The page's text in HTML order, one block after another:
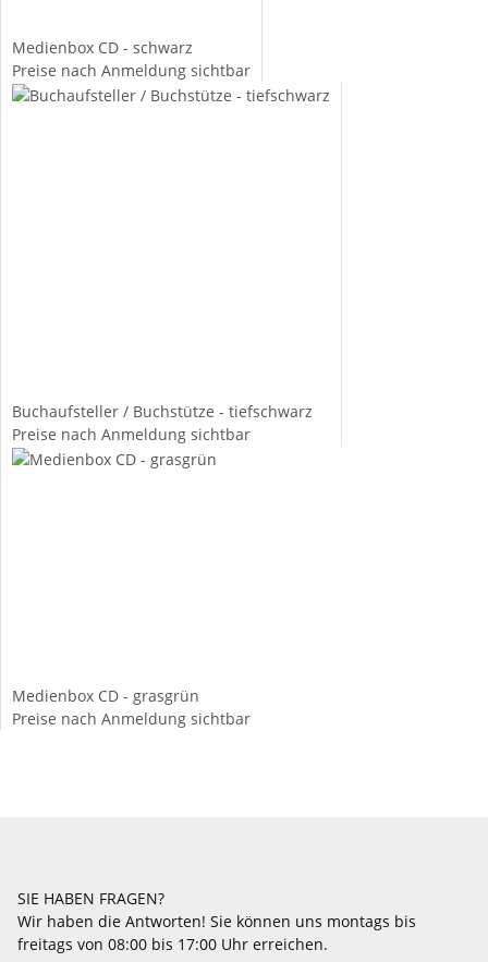
Medienbox CD - schwarz
Preise nach Anmeldung sichtbar
Buchaufsteller / Buchstütze - tiefschwarz
Preise nach Anmeldung sichtbar
Medienbox CD - grasgrün
Preise nach Anmeldung sichtbar
SIE HABEN FRAGEN?
Wir haben die Antworten! Sie können uns montags bis
freitags von 08:00 bis 17:00 Uhr erreichen.